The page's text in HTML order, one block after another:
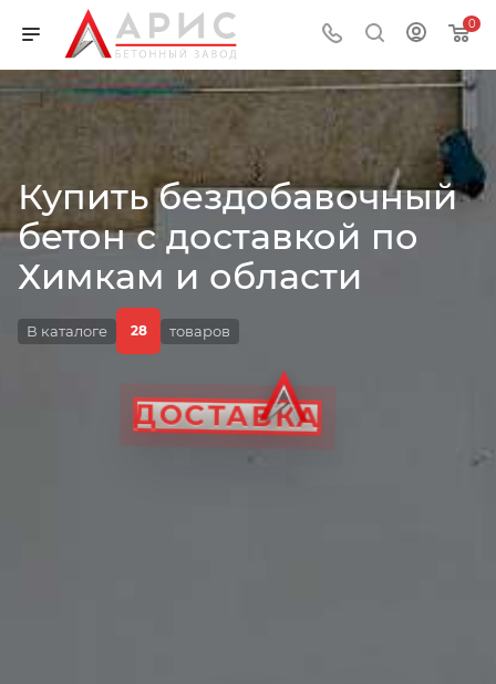
0
Купить бездобавочный
бетон с доставкой по
Химкам и области
В каталоге 28 товаров
ГОСЗАКУПКИ
ДОСТАВКА
ОБЪЁМ